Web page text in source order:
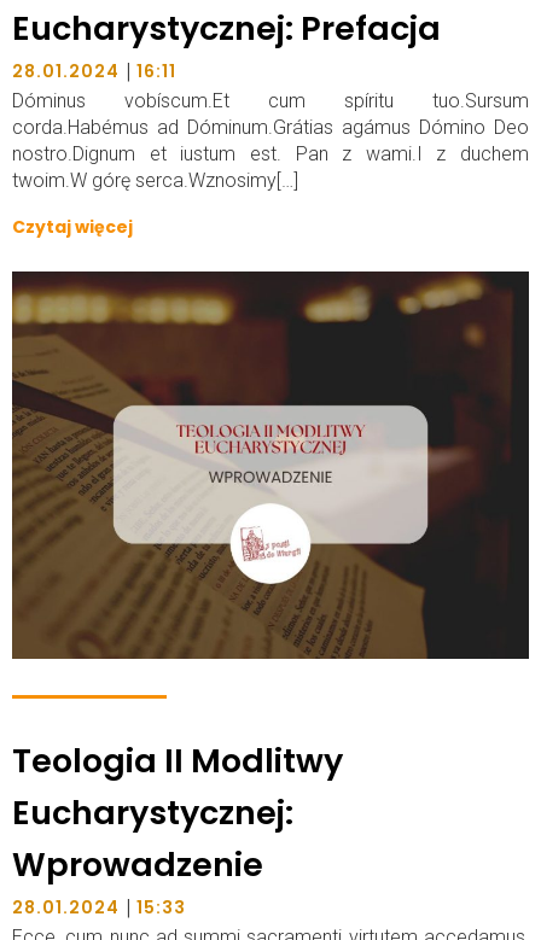
Eucharystycznej: Prefacja
28.01.2024 | 16:11
Dóminus vobíscum.Et cum spíritu tuo.Sursum
corda.Habémus ad Dóminum.Grátias agámus Dómino Deo
nostro.Dignum et iustum est. Pan z wami.I z duchem
twoim.W górę serca.Wznosimy[…]
Czytaj więcej
Teologia II Modlitwy
Eucharystycznej:
Wprowadzenie
28.01.2024 | 15:33